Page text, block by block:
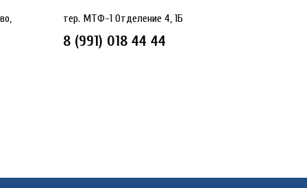
8 (991) 018 44 44
тер. МТФ-1 Отделение 4, 1Б